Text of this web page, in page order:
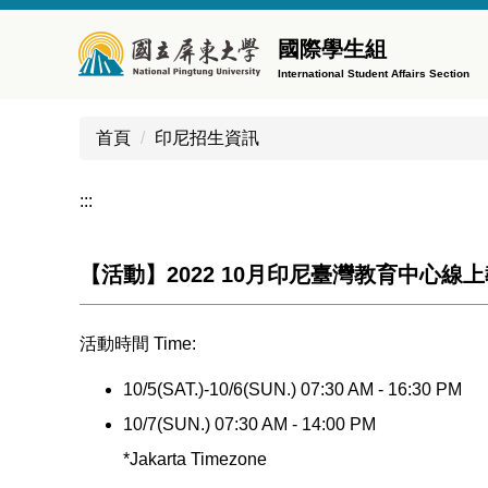
國際學生組
International Student Affairs Section
首頁 印尼招生資訊
:::
【活動】2022 10月印尼臺灣教育中心線
活動時間 Time:
10/5(SAT.)-10/6(SUN.) 07:30 AM - 16:30 PM
10/7(SUN.) 07:30 AM - 14:00 PM
*Jakarta Timezone